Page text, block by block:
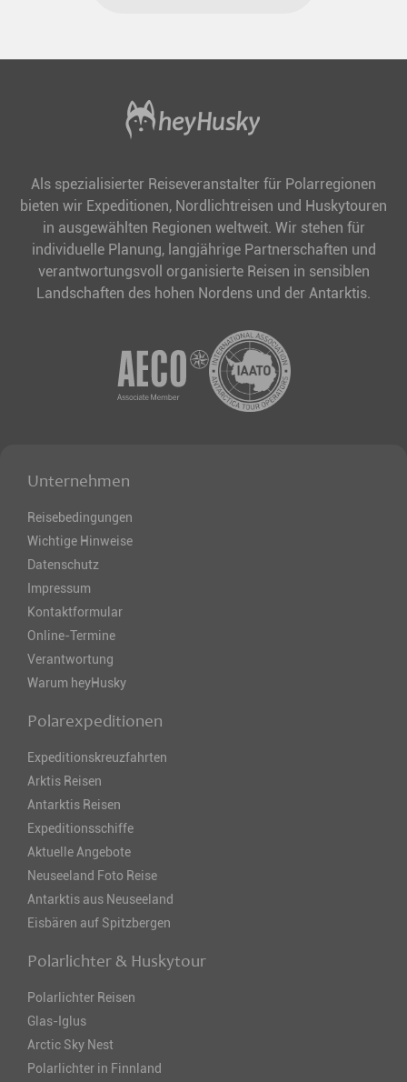
Als spezialisierter Reiseveranstalter für Polarregionen
bieten wir Expeditionen, Nordlichtreisen und Huskytouren
in ausgewählten Regionen weltweit. Wir stehen für
individuelle Planung, langjährige Partnerschaften und
verantwortungsvoll organisierte Reisen in sensiblen
Landschaften des hohen Nordens und der Antarktis.
Unternehmen
Reisebedingungen
Wichtige Hinweise
Datenschutz
Impressum
Kontaktformular
Online-Termine
Verantwortung
Warum heyHusky
Polarexpeditionen
Expeditionskreuzfahrten
Arktis Reisen
Antarktis Reisen
Expeditionsschiffe
Aktuelle Angebote
Neuseeland Foto Reise
Antarktis aus Neuseeland
Eisbären auf Spitzbergen
Polarlichter & Huskytour
Polarlichter Reisen
Glas-Iglus
Arctic Sky Nest
Polarlichter in Finnland